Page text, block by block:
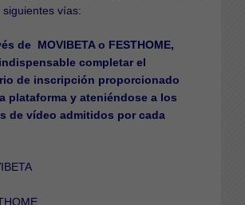
vías:
de MOVIBETA o FESTHOME,
completar el
de inscripción proporcionado
plataforma y ateniéndose a los
de vídeo admitidos por cada